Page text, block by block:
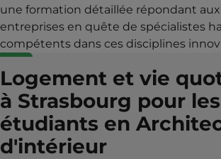
une formation détaillée répondant
entreprises en quête de spécialistes
compétents dans ces disciplines
Logement et vie
à Strasbourg pour les
étudiants en
d'intérieur